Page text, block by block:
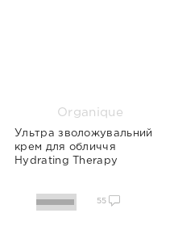
Organique
Ультра зволожувальний
крем для обличчя
Hydrating Therapy
55